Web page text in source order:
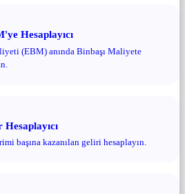
Hesaplayıcı
(EBM) anında Binbaşı Maliyete
başına kazanılan geliri hesaplayın.